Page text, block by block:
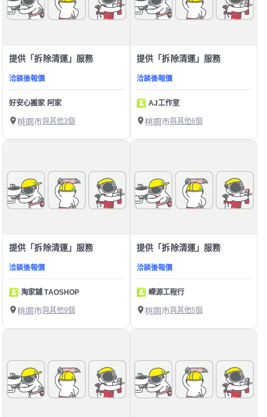
提供「拆除清運」服務
洽談後報價
好安心搬家 阿家
桃園市與其他3個
提供「拆除清運」服務
洽談後報價
AJ工作室
桃園市與其他6個
提供「拆除清運」服務
洽談後報價
淘家舖 TAOSHOP
桃園市與其他9個
提供「拆除清運」服務
洽談後報價
嶸源工程行
桃園市與其他5個